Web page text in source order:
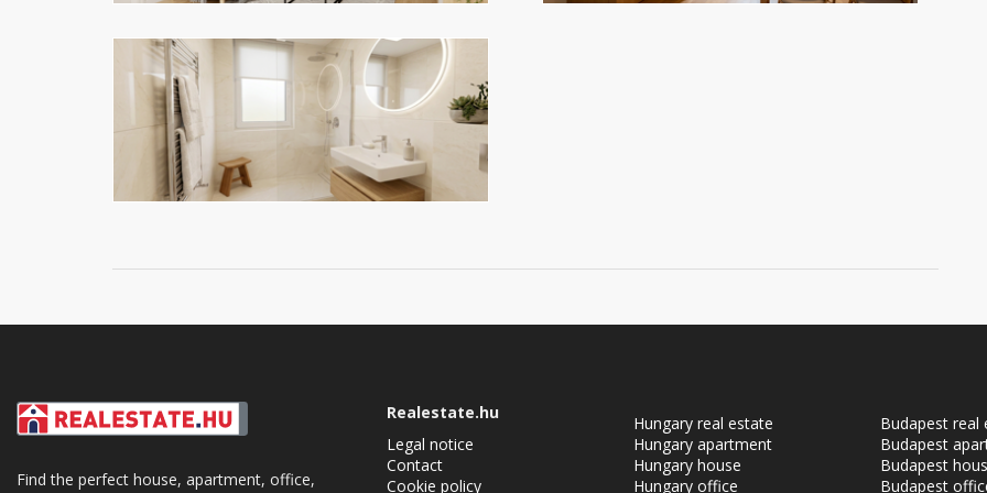
Find the perfect house, apartment, office,
Realestate.hu
Legal notice
Contact
Cookie policy
Hungary real estate
Hungary apartment
Hungary house
Hungary office
Budapest real
Budapest
Budapest
Budapest